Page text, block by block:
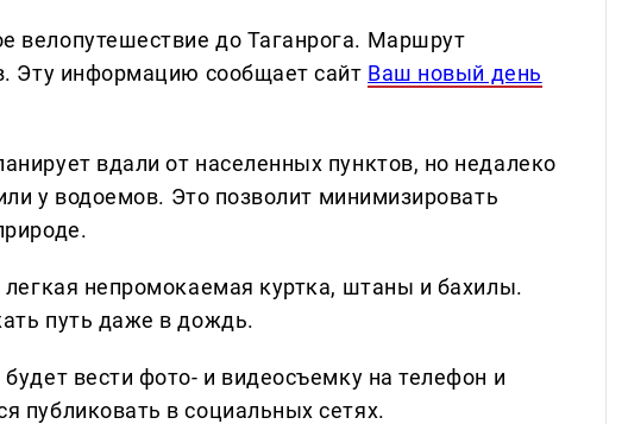
велопутешествие до Таганрога. Маршрут
Эту информацию сообщает сайт Ваш новый день
вдали от населенных пунктов, но недалеко
у водоемов. Это позволит минимизировать
непромокаемая куртка, штаны и бахилы.
путь даже в дождь.
вести фото- и видеосъемку на телефон и
публиковать в социальных сетях.